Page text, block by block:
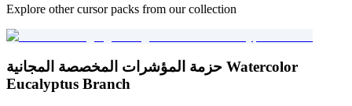
Explore other cursor packs from our collection
حزمة المؤشرات المخصصة المجانية Watercolor
Eucalyptus Branch